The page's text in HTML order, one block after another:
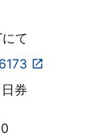
て
券